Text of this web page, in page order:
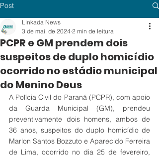
Post
PCPR e GM prendem dois
suspeitos de duplo homicídio
ocorrido no estádio municipal
do Menino Deus
Linkada News
3 de mai. de 2024 2 min de leitura
A Polícia Civil do Paraná (PCPR), com apoio
da Guarda Municipal (GM), prendeu
preventivamente dois homens, ambos de
36 anos, suspeitos do duplo homicídio de
Marlon Santos Bozzuto e Aparecido Ferreira
de Lima, ocorrido no dia 25 de fevereiro,